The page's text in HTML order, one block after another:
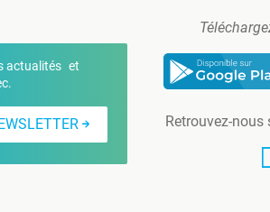
actualités et
Retrouvez-